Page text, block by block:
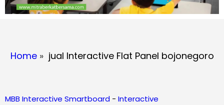
Home» jual Interactive Flat Panel bojonegoro
MBB Interactive Smartboard - Interactive